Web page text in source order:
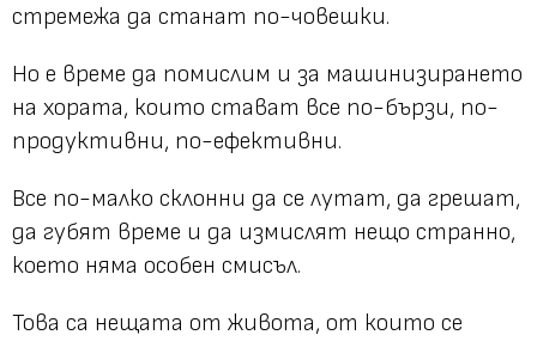
стремежа да станат по-човешки.
Но е време да помислим и за машинизирането
на хората, които стават все по-бързи, по-
продуктивни, по-ефективни.
Все по-малко склонни да се лутат, да грешат,
да губят време и да измислят нещо странно,
което няма особен смисъл.
Това са нещата от живота, от които се